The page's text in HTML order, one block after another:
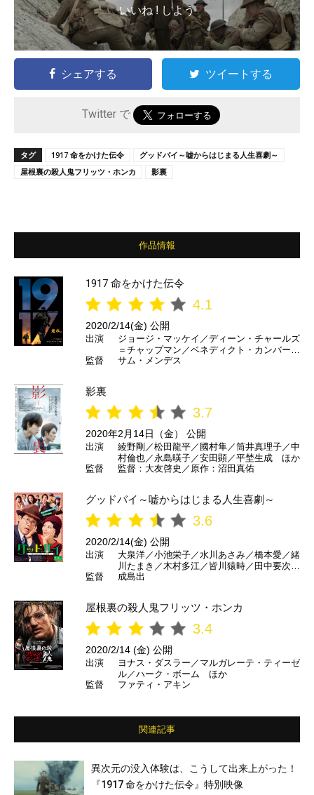
いいね ! しよう
シェアする ツイートする
Twitter で
タグ 1917 命をかけた伝令
グッドバイ～嘘からはじまる人生喜劇～
屋根裏の殺人鬼フリッツ・ホンカ
影裏
作品情報
1917 命をかけた伝令
4.1
2020/2/14(金) 公開
出演
ジョージ・マッケイ／ディーン・チャールズ
＝チャップマン／ベネディクト・カンバーバ
ッチ／コリン・ファース／マーク・ストロン
監督 サム・メンデス
影裏
3.7
2020年2月14日（金） 公開
出演
綾野剛／松田龍平／國村隼／筒井真理子／中
村倫也／永島暎子／安田顕／平埜生成 ほか
監督
監督：大友啓史／原作：沼田真佑
グッドバイ～嘘からはじまる人生喜劇～
3.6
2020/2/14(金) 公開
出演
大泉洋／小池栄子／水川あさみ／橋本愛／緒
川たまき／木村多江／皆川猿時／田中要次／
池谷のぶえ／犬山イヌコ／水澤紳吾／戸田恵
監督 成島出
屋根裏の殺人鬼フリッツ・ホンカ
3.4
2020/2/14 (金) 公開
出演
ヨナス・ダスラー／マルガレーテ・ティーゼ
ル／ハーク・ボーム ほか
監督
ファティ・アキン
関連記事
異次元の没入体験は、こうして出来上がった！
『1917 命をかけた伝令』特別映像